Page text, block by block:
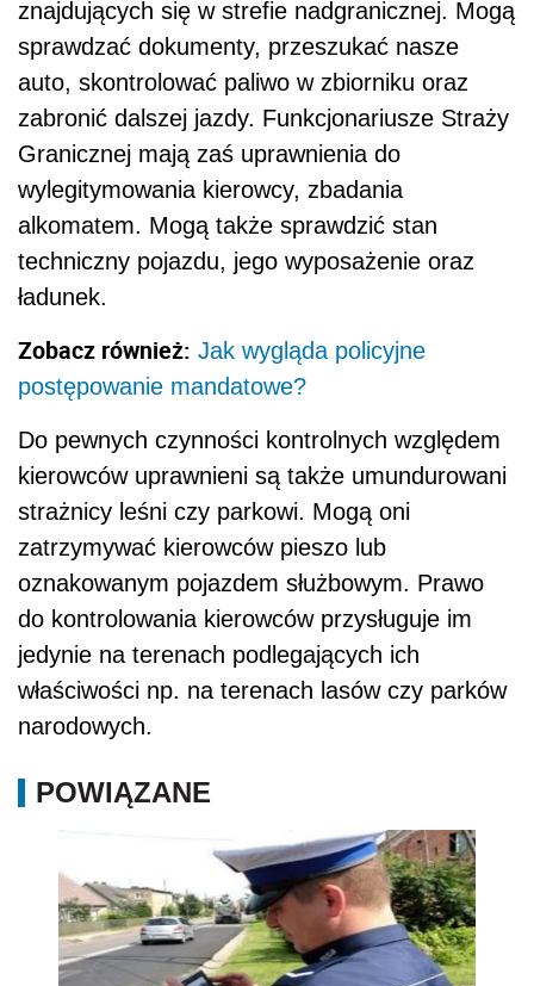
znajdujących się w strefie nadgranicznej. Mogą
sprawdzać dokumenty, przeszukać nasze
auto, skontrolować paliwo w zbiorniku oraz
zabronić dalszej jazdy. Funkcjonariusze Straży
Granicznej mają zaś uprawnienia do
wylegitymowania kierowcy, zbadania
alkomatem. Mogą także sprawdzić stan
techniczny pojazdu, jego wyposażenie oraz
ładunek.
Zobacz również: Jak wygląda policyjne
postępowanie mandatowe?
Do pewnych czynności kontrolnych względem
kierowców uprawnieni są także umundurowani
strażnicy leśni czy parkowi. Mogą oni
zatrzymywać kierowców pieszo lub
oznakowanym pojazdem służbowym. Prawo
do kontrolowania kierowców przysługuje im
jedynie na terenach podlegających ich
właściwości np. na terenach lasów czy parków
narodowych.
POWIĄZANE